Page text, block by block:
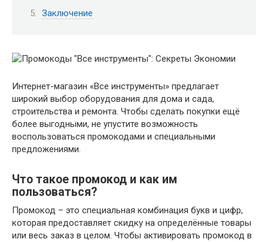
Заключение
Интернет-магазин «Все инструменты» предлагает
широкий выбор оборудования для дома и сада,
строительства и ремонта. Чтобы сделать покупки ещё
более выгодными, не упустите возможность
воспользоваться промокодами и специальными
предложениями.
Что такое промокод и как им
пользоваться?
Промокод – это специальная комбинация букв и цифр,
которая предоставляет скидку на определённые товары
или весь заказ в целом. Чтобы активировать промокод в